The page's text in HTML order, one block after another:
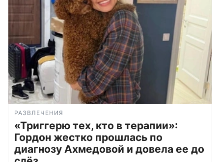
РАЗВЛЕЧЕНИЯ
«Триггерю тех, кто в терапии»:
Гордон жестко прошлась по
диагнозу Ахмедовой и довела ее до